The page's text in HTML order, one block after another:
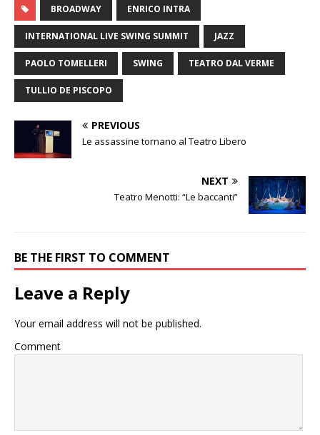
BROADWAY ENRICO INTRA
INTERNATIONAL LIVE SWING SUMMIT JAZZ
PAOLO TOMELLERI SWING TEATRO DAL VERME
TULLIO DE PISCOPO
PREVIOUS
Le assassine tornano al Teatro Libero
NEXT
Teatro Menotti: “Le baccanti”
BE THE FIRST TO COMMENT
Leave a Reply
Your email address will not be published.
Comment